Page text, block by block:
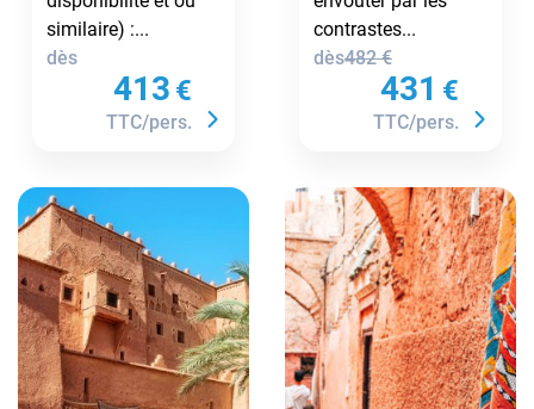
similaire) :...
dès
413 €
TTC/pers.
contrastes...
dès482€
431 €
TTC/pers.